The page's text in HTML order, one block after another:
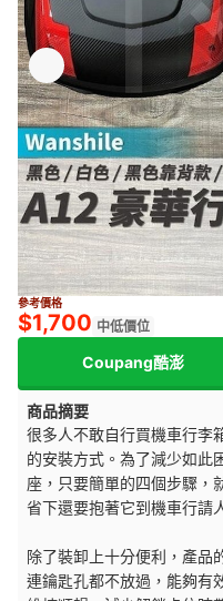
參考價格
$1,700 中低價位
Coupang酷澎
商品摘要
很多人不敢自行買機車行李
的安裝方式。為了減少如此
座，只要簡單的四個步驟，
省下還要抱著它到機車行請
除了裝卸上十分便利，產品
連鑰匙孔都不放過，能夠有